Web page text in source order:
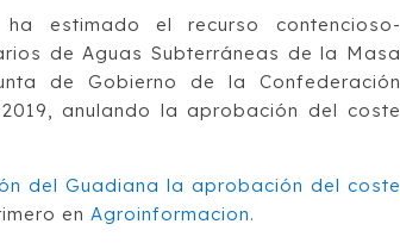
estimado el recurso contencioso-
de Aguas Subterráneas de la Masa
de Gobierno de la Confederación
anulando la aprobación del coste
del Guadiana la aprobación del coste
en Agroinformacion.